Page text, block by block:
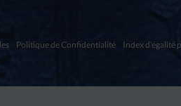
Politique de Confidentialité Index d'égalité